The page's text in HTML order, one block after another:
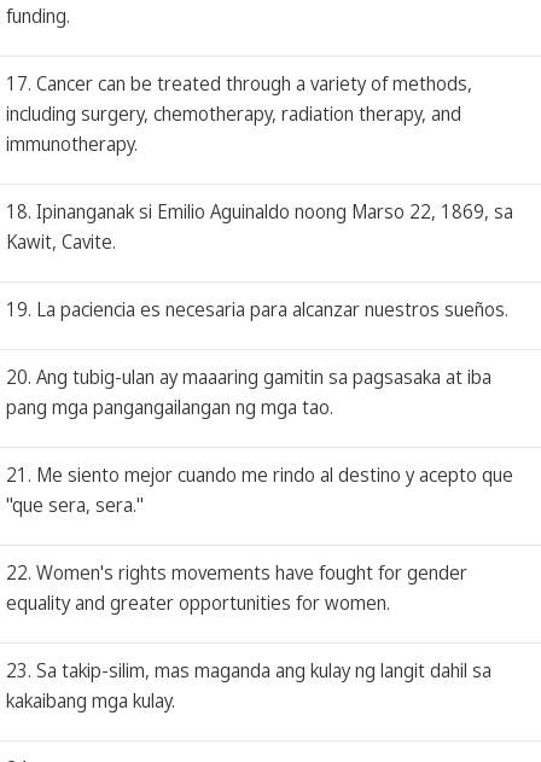
funding.
17. Cancer can be treated through a variety of methods,
including surgery, chemotherapy, radiation therapy, and
immunotherapy.
18. Ipinanganak si Emilio Aguinaldo noong Marso 22, 1869, sa
Kawit, Cavite.
19. La paciencia es necesaria para alcanzar nuestros sueños.
20. Ang tubig-ulan ay maaaring gamitin sa pagsasaka at iba
pang mga pangangailangan ng mga tao.
21. Me siento mejor cuando me rindo al destino y acepto que
"que sera, sera."
22. Women's rights movements have fought for gender
equality and greater opportunities for women.
23. Sa takip-silim, mas maganda ang kulay ng langit dahil sa
kakaibang mga kulay.